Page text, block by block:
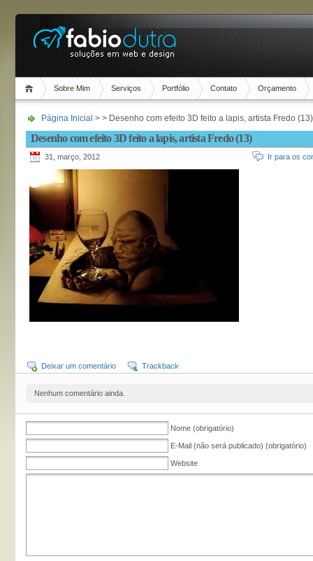
Sobre Mim Serviços Portfólio Contato Orçamento
Página Inicial > > Desenho com efeito 3D feito a lapis, artista Fredo (13)
Desenho com efeito 3D feito a lapis, artista Fredo (13)
31, março, 2012 Ir para os
Deixar um comentário Trackback
Nenhum comentário ainda.
Nome (obrigatório)
E-Mail (não será publicado) (obrigatório)
Website